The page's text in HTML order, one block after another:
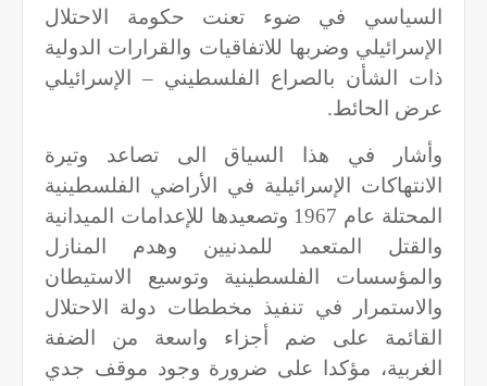
السياسي في ضوء تعنت حكومة الاحتلال
الإسرائيلي وضربها للاتفاقيات والقرارات الدولية
ذات الشأن بالصراع الفلسطيني – الإسرائيلي
عرض الحائط.
وأشار في هذا السياق الى تصاعد وتيرة
الانتهاكات الإسرائيلية في الأراضي الفلسطينية
المحتلة عام 1967 وتصعيدها للإعدامات الميدانية
والقتل المتعمد للمدنيين وهدم المنازل
والمؤسسات الفلسطينية وتوسيع الاستيطان
والاستمرار في تنفيذ مخططات دولة الاحتلال
القائمة على ضم أجزاء واسعة من الضفة
الغربية، مؤكدا على ضرورة وجود موقف جدي